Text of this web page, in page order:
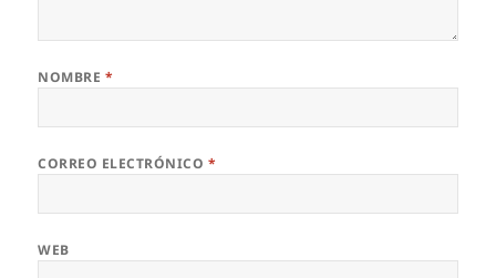
NOMBRE *
CORREO ELECTRÓNICO *
WEB